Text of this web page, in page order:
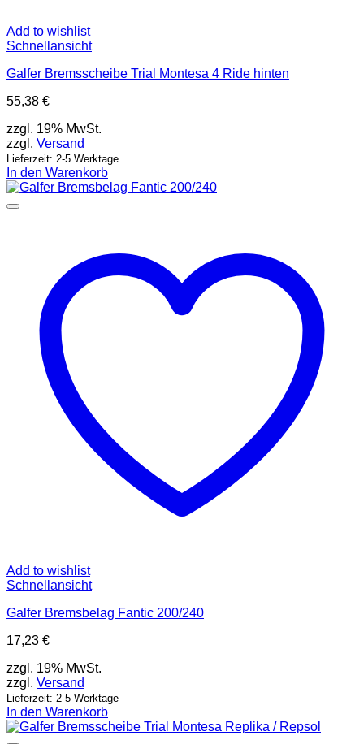
Add to wishlist
Schnellansicht
Galfer Bremsscheibe Trial Montesa 4 Ride hinten
55,38 €
zzgl. 19% MwSt.
zzgl. Versand
Lieferzeit: 2-5 Werktage
In den Warenkorb
Add to wishlist
Schnellansicht
Galfer Bremsbelag Fantic 200/240
17,23 €
zzgl. 19% MwSt.
zzgl. Versand
Lieferzeit: 2-5 Werktage
In den Warenkorb